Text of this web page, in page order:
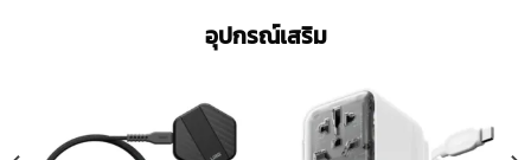
อุปกรณ์เสริม